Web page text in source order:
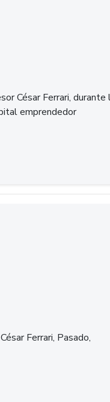
César Ferrari, durante
emprendedor
Ferrari, Pasado,